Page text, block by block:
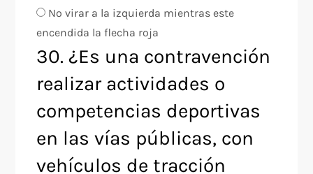
No virar a la izquierda mientras este
encendida la flecha roja
30. ¿Es una contravención
realizar actividades o
competencias deportivas
en las vías públicas, con
vehículos de tracción